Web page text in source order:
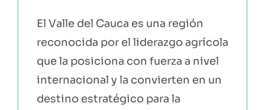
El Valle del Cauca es una región
reconocida por el liderazgo agrícola
que la posiciona con fuerza a nivel
internacional y la convierten en un
destino estratégico para la